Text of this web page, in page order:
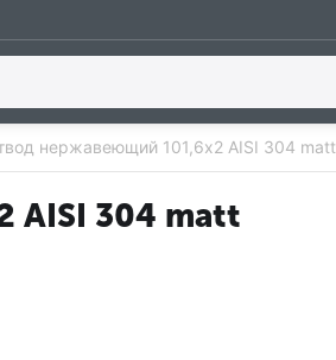
нержавеющий 101,6х2 AISI 304 matt
AISI 304 matt